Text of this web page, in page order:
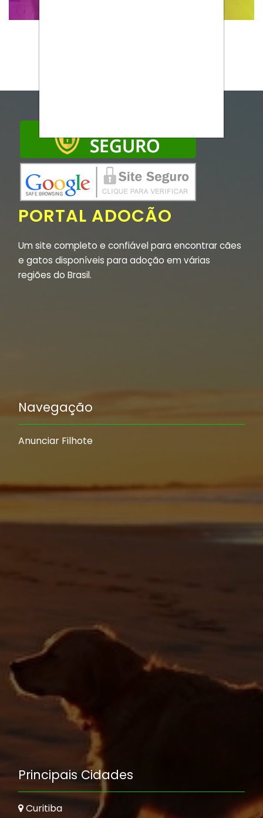
PORTAL ADOCÃO
Um site completo e confiável para encontrar cães
e gatos disponíveis para adoção em várias
regiões do Brasil.
Navegação
Anunciar Filhote
Principais Cidades
Curitiba